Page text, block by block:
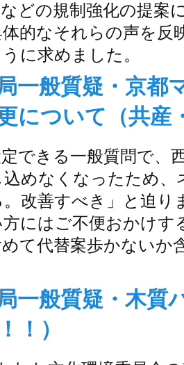
などの規制強化の提案
的なそれらの声を反
に求めました。
一般質疑・京都
について（共産
できる一般質問で、
めなくなったため
改善すべき」と迫り
にはご不便おかけす
て代替案歩かないか
一般質疑・木質
！）